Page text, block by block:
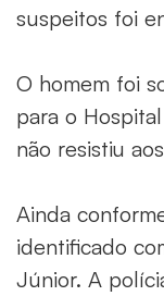
suspeitos foi
O homem foi
para o
não resistiu
Ainda
identificado
Júnior. A